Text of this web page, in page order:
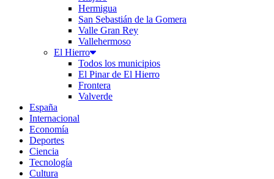
Hermigua
San Sebastián de la Gomera
Valle Gran Rey
Vallehermoso
El Hierro
Todos los municipios
El Pinar de El Hierro
Frontera
Valverde
España
Internacional
Economía
Deportes
Ciencia
Tecnología
Cultura